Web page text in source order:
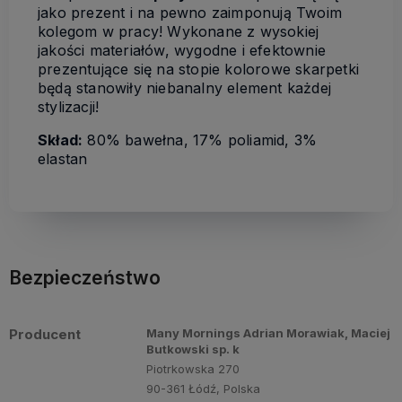
jako prezent i na pewno zaimponują Twoim
kolegom w pracy! Wykonane z wysokiej
jakości materiałów, wygodne i efektownie
prezentujące się na stopie kolorowe skarpetki
będą stanowiły niebanalny element każdej
stylizacji!
Skład: 80% bawełna, 17% poliamid, 3%
elastan
Bezpieczeństwo
Producent
Many Mornings Adrian Morawiak, Maciej
Butkowski sp. k
Piotrkowska 270
90-361 Łódź, Polska